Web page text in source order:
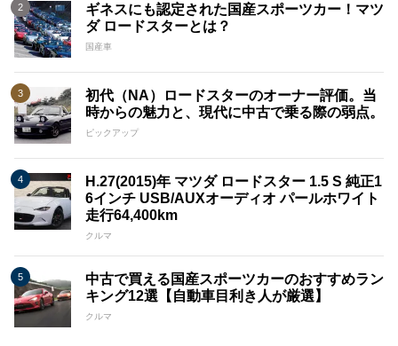
ギネスにも認定された国産スポーツカー！マツ
ダ ロードスターとは？
国産車
初代（NA）ロードスターのオーナー評価。当
時からの魅力と、現代に中古で乗る際の弱点。
ピックアップ
H.27(2015)年 マツダ ロードスター 1.5 S 純正1
6インチ USB/AUXオーディオ パールホワイト
走行64,400km
クルマ
中古で買える国産スポーツカーのおすすめラン
キング12選【自動車目利き人が厳選】
クルマ